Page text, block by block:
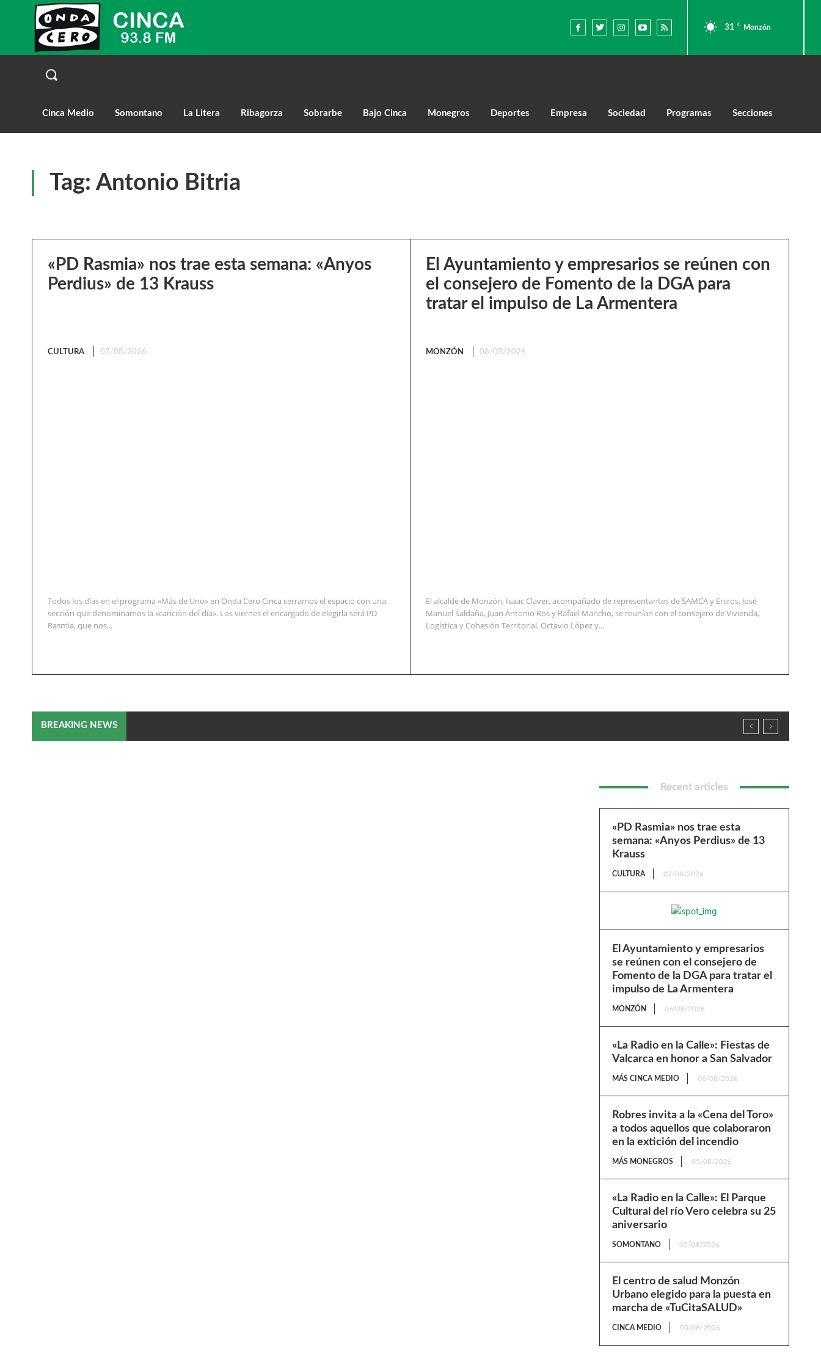
31 C Monzón
Cinca Medio Somontano La Litera Ribagorza Sobrarbe Bajo Cinca Monegros Deportes Empresa Sociedad Programas Secciones
Tag: Antonio Bitria
«PD Rasmia» nos trae esta semana: «Anyos
Perdius» de 13 Krauss
CULTURA 07/08/2026
Todos los días en el programa «Más de Uno» en Onda Cero Cinca cerramos el espacio con una
sección que denominamos la «canción del día». Los viernes el encargado de elegirla será PD
Rasmia, que nos...
El Ayuntamiento y empresarios se reúnen con
el consejero de Fomento de la DGA para
tratar el impulso de La Armentera
MONZÓN 06/08/2026
El alcalde de Monzón, Isaac Claver, acompañado de representantes de SAMCA y Ercros, José
Manuel Saldaña, Juan Antonio Ros y Rafael Mancho, se reunían con el consejero de Vivienda,
Logística y Cohesión Territorial, Octavio López y...
BREAKING NEWS
Recent articles
«PD Rasmia» nos trae esta
semana: «Anyos Perdius» de 13
Krauss
CULTURA 07/08/2026
El Ayuntamiento y empresarios
se reúnen con el consejero de
Fomento de la DGA para tratar el
impulso de La Armentera
MONZÓN 06/08/2026
«La Radio en la Calle»: Fiestas de
Valcarca en honor a San Salvador
MÁS CINCA MEDIO 06/08/2026
Robres invita a la «Cena del Toro»
a todos aquellos que colaboraron
en la extición del incendio
MÁS MONEGROS 05/08/2026
«La Radio en la Calle»: El Parque
Cultural del río Vero celebra su 25
aniversario
SOMONTANO 05/08/2026
El centro de salud Monzón
Urbano elegido para la puesta en
marcha de «TuCitaSALUD»
CINCA MEDIO 05/08/2026